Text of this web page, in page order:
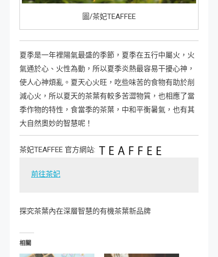
圖/茶妃TEAFFEE
夏季是一年裡陽氣最盛的季節，夏季在五行中屬火，火
氣通於心、火性為動，所以夏季炎熱最容易干擾心神，
使人心神煩亂。夏天心火旺，吃些味苦的食物有助於削
減心火，所以夏天的茶葉有較多苦澀物質，也相應了當
季作物的特性，食當季的茶葉，中和平衡暑氣，也有其
大自然奧妙的智慧呢！
茶妃TEAFFEE 官方網站:
前往茶妃
探究茶葉內在深層智慧的有機茶葉新品牌
相關